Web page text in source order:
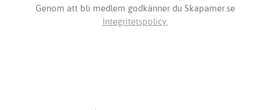
Genom att bli medlem godkänner du Skapamer.se
Integritetspolicy.